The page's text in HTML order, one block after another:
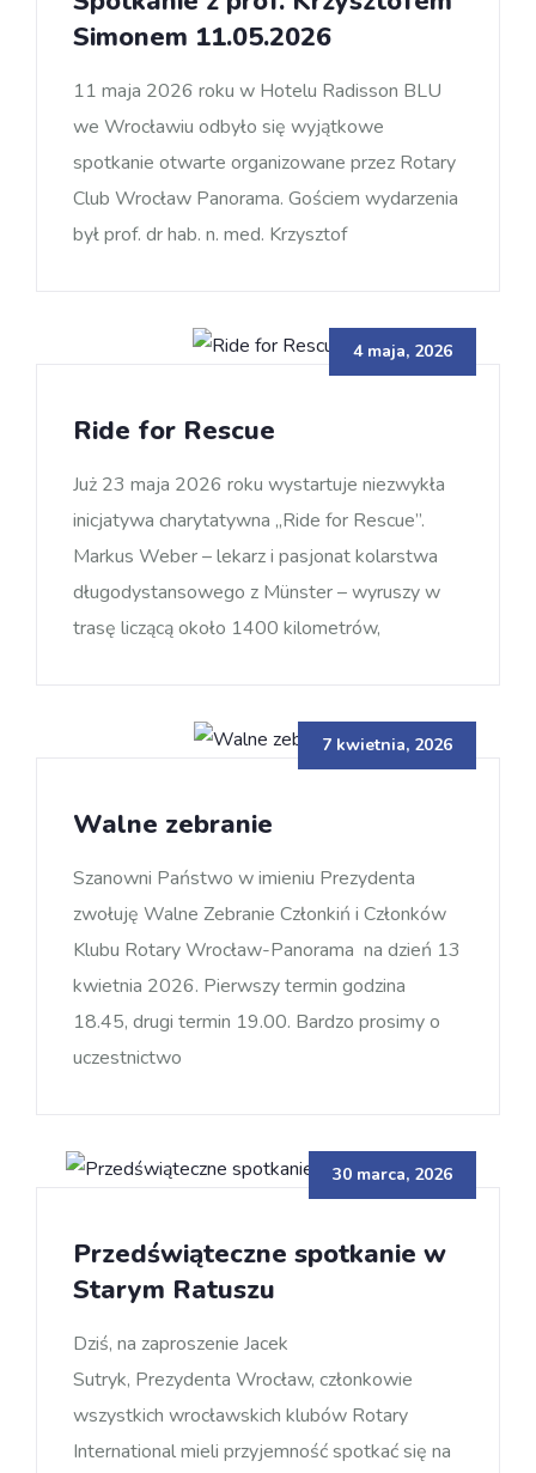
Simonem 11.05.2026
11 maja 2026 roku w Hotelu Radisson BLU
we Wrocławiu odbyło się wyjątkowe
spotkanie otwarte organizowane przez Rotary
Club Wrocław Panorama. Gościem wydarzenia
był prof. dr hab. n. med. Krzysztof
4 maja, 2026
Ride for Rescue
Już 23 maja 2026 roku wystartuje niezwykła
inicjatywa charytatywna „Ride for Rescue”.
Markus Weber – lekarz i pasjonat kolarstwa
długodystansowego z Münster – wyruszy w
trasę liczącą około 1400 kilometrów,
7 kwietnia, 2026
Walne zebranie
Szanowni Państwo w imieniu Prezydenta
zwołuję Walne Zebranie Członkiń i Członków
Klubu Rotary Wrocław-Panorama na dzień 13
kwietnia 2026. Pierwszy termin godzina
18.45, drugi termin 19.00. Bardzo prosimy o
uczestnictwo
30 marca, 2026
Przedświąteczne spotkanie w
Starym Ratuszu
Dziś, na zaproszenie Jacek
Sutryk, Prezydenta Wrocław, członkowie
wszystkich wrocławskich klubów Rotary
International mieli przyjemność spotkać się na